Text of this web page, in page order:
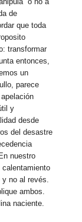
de
que toda
transformar
entonces,
un
parece
y
desde
del desastre
nuestro
y no al revés.
ambos.
naciente.